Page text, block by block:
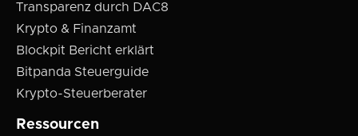
Transparenz durch DAC8
Krypto & Finanzamt
Blockpit Bericht erklärt
Bitpanda Steuerguide
Krypto-Steuerberater
Ressourcen